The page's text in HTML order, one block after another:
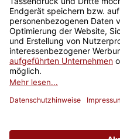
Newsletter